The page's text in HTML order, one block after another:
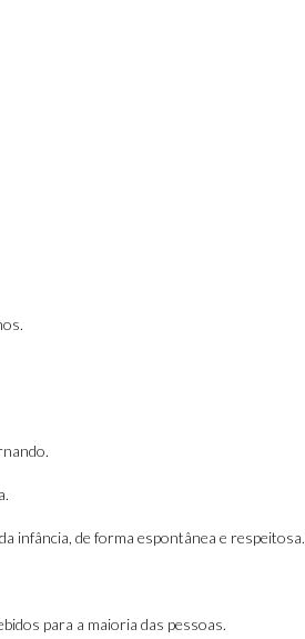
infância, de forma espontânea e respeitosa.
para a maioria das pessoas.